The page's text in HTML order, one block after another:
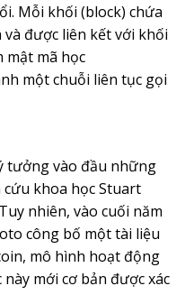
Mỗi khối (block) chứa
được liên kết với khối
mật mã học
một chuỗi liên tục gọi
tưởng vào đầu những
khoa học Stuart
nhiên, vào cuối năm
công bố một tài liệu
mô hình hoạt động
mới cơ bản được xác